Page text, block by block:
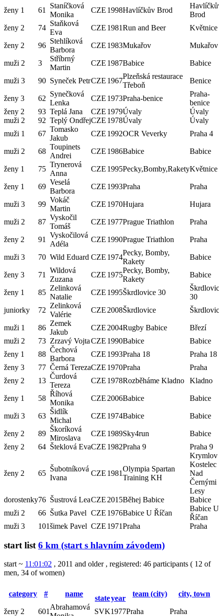
ženy 1
61
Staníčková
Monika
CZE 1998Havlíčkův Brod
Brod
ženy 2
74
Staňková
Eva
CZE 1981Run and Beer Květnice
ženy 2 96
Stehlíková
Barbora
CZE 1983Mukařov Mukařov
muži 2 3
Stříbrný
Martin
CZE 1987Babice Babice
muži 3 90 Syneček PetrCZE 1967
Plzeňská restaurace
Třeboň
Benice
ženy 3 62
Synečková
Lenka
CZE 1973Praha-benice
Praha-
benice
ženy 2
93 Teplá Jana CZE 1979Úvaly
Úvaly
muži 2
92 Teplý OndřejCZE 1978Úvaly
Úvaly
muži 1
67
Tomasko
Jakub
CZE 1992OCR Veverky Praha 4
muži 2 68
Toupinets
Andrei
CZE 1986Babice Babice
ženy 1 75
Trynerová
Anna
CZE 1995Pecky,Bomby,RaketyKvětnice
ženy 1 69
Veselá
Barbora
CZE 1993Praha Praha
muži 3 99
Vokáč
Martin
CZE 1970Hujara Hujara
muži 2 87
Vyskočil
Tomáš
CZE 1977Prague Triathlon Praha
ženy 2 91
Vyskočilová
Adéla
CZE 1990Prague Triathlon Praha
muži 3 70 Wild Eduard CZE 1974
Pecky, Bomby,
Rakety
Babice
ženy 3 71
Wildová
Zuzana
CZE 1975
Pecky, Bomby,
Rakety
Babice
ženy 1 85
Zelinková
Natalie
CZE 1995Škrdlovice 30
30
juniorky
72
Zelinková
Valérie
CZE 2008Škrdlovice
muži 1 86
Zemek
Jakub
CZE 2004Rugby Babice
Březí
muži 2
73 Zrzavý VojtaCZE 1990Babice
Babice
ženy 1
88
Čechová
Barbora
CZE 1993Praha 18
Praha 18
ženy 3
77 Černá TerezaCZE 1970Praha
Praha
ženy 2
13
Čurdová
Tereza
CZE 1978Rozběháme Kladno Kladno
ženy 1 58
Říhová
Monika
CZE 2006Babice Babice
muži 3 63
Šidlík
Michal
CZE 1974Babice Babice
ženy 2 89
Škoríková
Miroslava
CZE 1989Sky4run
Babice
ženy 2
64 Šteklová EvaCZE 1982Praha 9 Praha 9
ženy 2 65
Šubotníková
Ivana
CZE 1981
Olympia Spartan
Training KH
Krymlov
Kostelec
Nad
Černými
Lesy
dorostenky76 Šustrová LeaCZE 2015Běhej Babice
Babice
muži 2
66 Šutka Pavel CZE 1976Babice U Říčan
Babice U
Říčan
muži 3
101šimek Pavel CZE 1971Praha Praha
start list 6 km (start s hlavním závodem)
start ~ 11:01:02 , 2011 and older, registered: 46 participants ( 12 of
men, 34 of women)
category # name
stateyear
team (city) city, town
ženy 2 601
Abrahamová
SVK1977Praha Praha